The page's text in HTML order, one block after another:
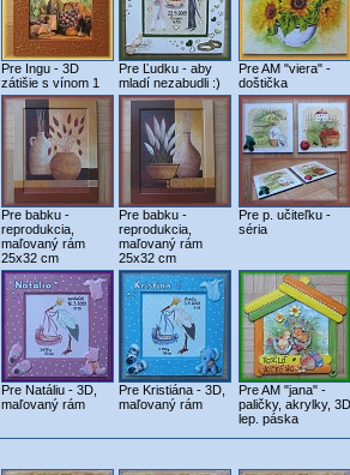
Pre Ingu - 3D
zátišie s vínom 1
Pre Ľudku - aby
mladí nezabudli :)
Pre AM "viera" -
doštička
Pre babku -
reprodukcia,
maľovaný rám
25x32 cm
Pre babku -
reprodukcia,
maľovaný rám
25x32 cm
Pre p. učiteľku -
séria
Pre Natáliu - 3D,
maľovaný rám
Pre Kristiána - 3D,
maľovaný rám
Pre AM "jana" -
paličky, akrylky, 3D
lep. páska